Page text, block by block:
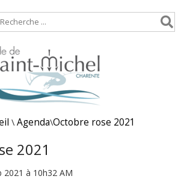
\ Agenda\Octobre rose 2021
2021
2021 à 10h32 AM